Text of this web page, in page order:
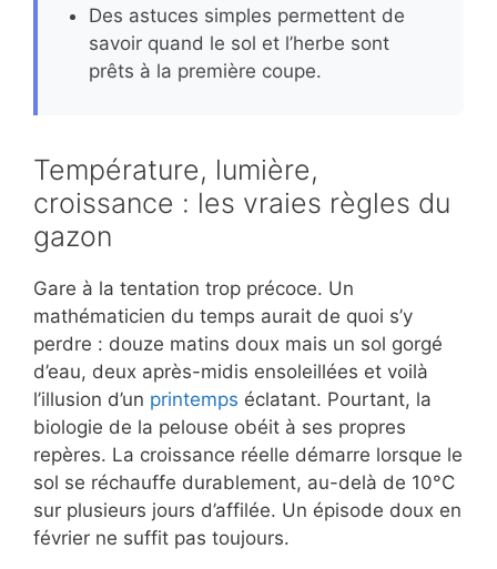
Des astuces simples permettent de
savoir quand le sol et l’herbe sont
prêts à la première coupe.
Température, lumière,
croissance : les vraies règles du
gazon
Gare à la tentation trop précoce. Un
mathématicien du temps aurait de quoi s’y
perdre : douze matins doux mais un sol gorgé
d’eau, deux après-midis ensoleillées et voilà
l’illusion d’un printemps éclatant. Pourtant, la
biologie de la pelouse obéit à ses propres
repères. La croissance réelle démarre lorsque le
sol se réchauffe durablement, au-delà de 10°C
sur plusieurs jours d’affilée. Un épisode doux en
février ne suffit pas toujours.